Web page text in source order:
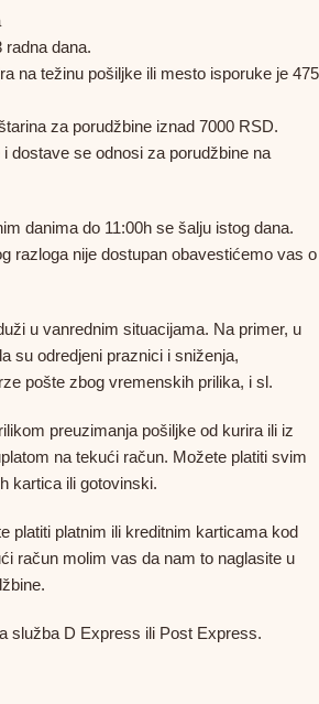
radna dana.
na težinu pošiljke ili mesto isporuke je 475
za porudžbine iznad 7000 RSD.
dostave se odnosi za porudžbine na
danima do 11:00h se šalju istog dana.
razloga nije dostupan obavestićemo vas o
u vanrednim situacijama. Na primer, u
su odredjeni praznici i sniženja,
pošte zbog vremenskih prilika, i sl.
preuzimanja pošiljke od kurira ili iz
na tekući račun. Možete platiti svim
kartica ili gotovinski.
platiti platnim ili kreditnim karticama kod
račun molim vas da nam to naglasite u
služba D Express ili Post Express.